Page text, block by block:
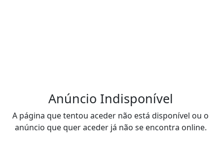
Anúncio Indisponível
A página que tentou aceder não está disponível ou o
anúncio que quer aceder já não se encontra online.